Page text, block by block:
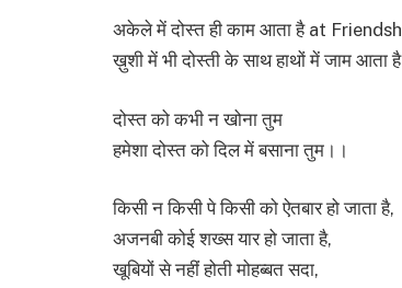
अकेले में दोस्त ही काम आता है at
ख़ुशी में भी दोस्ती के साथ हाथों में जाम आता
दोस्त को कभी न खोना तुम
हमेशा दोस्त को दिल में बसाना तुम।।
किसी न किसी पे किसी को ऐतबार हो जाता है,
अजनबी कोई शख्स यार हो जाता है,
खूबियों से नहीं होती मोहब्बत सदा,